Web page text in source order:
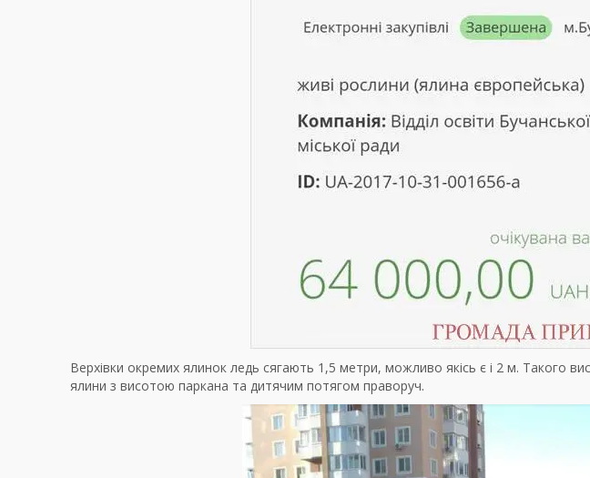
Верхівки окремих ялинок ледь сягають 1,5 метри, можливо якісь є і 2 м. Такого
ялини з висотою паркана та дитячим потягом праворуч.